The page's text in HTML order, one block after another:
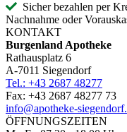
Sicher bezahlen per
Nachnahme oder
KONTAKT
Burgenland Apotheke
Rathausplatz 6
A-7011 Siegendorf
Tel.: +43 2687 48277
Fax: +43 2687 48277 73
info@apotheke-
ÖFFNUNGSZEITEN